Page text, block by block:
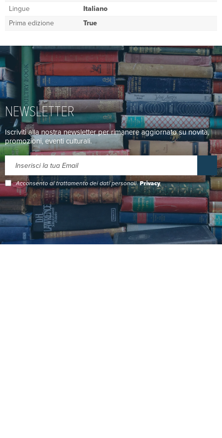
Lingue
Italiano
Prima edizione
True
NEWSLETTER
Iscriviti alla nostra newsletter per rimanere aggiornato su novità,
promozioni, eventi culturali.
Acconsento al trattamento dei dati personali.Privacy